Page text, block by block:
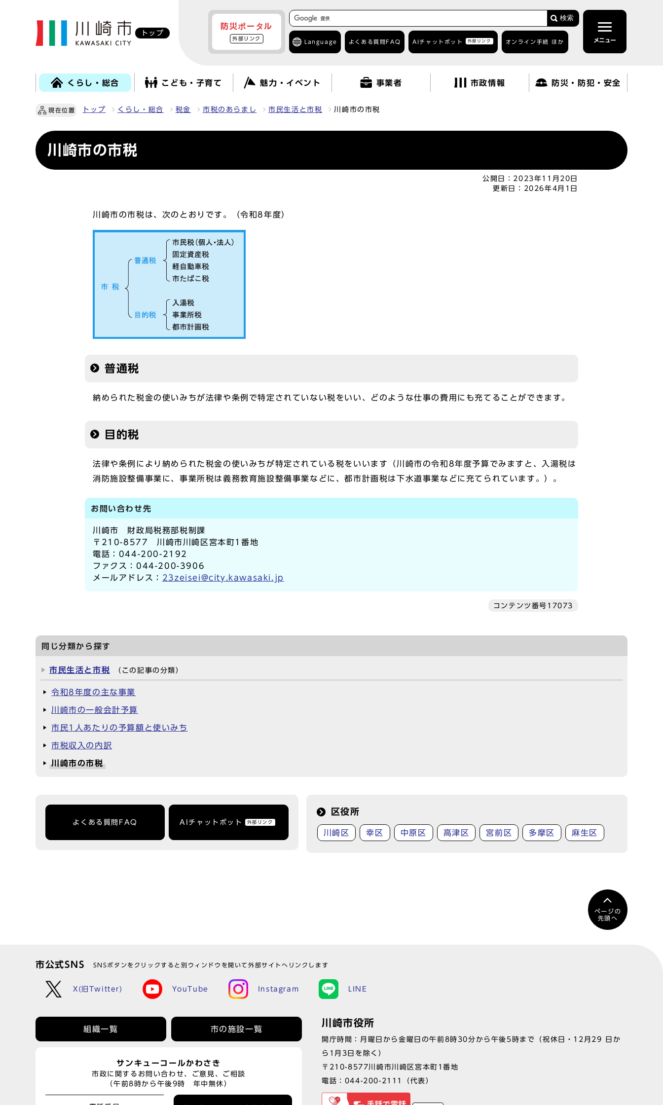
トップ
防災ポータル
外部リンク
検索
Language よくある質問 FAQ AIチャットボット 外部リンク オンライン手続 ほか メニュー
くらし・総合 こども・子育て 魅力・イベント 事業者 市政情報 防災・防犯・安全
現在位置 トップ くらし・総合 税金 市税のあらまし 市民生活と市税 川崎市の市税
川崎市の市税
公開日： 2023年11月20日
更新日：
2026年4月1日
川崎市の市税は、次のとおりです。（令和8年度）
普通税
納められた税金の使いみちが法律や条例で特定されていない税をいい、どのような仕事の費用にも充てることができます。
目的税
法律や条例により納められた税金の使いみちが特定されている税をいいます（川崎市の令和8年度予算でみますと、入湯税は
消防施設整備事業に、事業所税は義務教育施設整備事業などに、都市計画税は下水道事業などに充てられています。）。
お問い合わせ先
川崎市 財政局税務部税制課
〒210-8577 川崎市川崎区宮本町1番地
電話：044-200-2192
ファクス：044-200-3906
メールアドレス： 23zeisei@city.kawasaki.jp
コンテンツ番号17073
同じ分類から探す
市民生活と市税 （この記事の分類）
令和8年度の主な事業
川崎市の一般会計予算
市民1人あたりの予算額と使いみち
市税収入の内訳
川崎市の市税
よくある質問FAQ AIチャットボット 外部リンク
区役所
川崎区 幸区 中原区 高津区 宮前区 多摩区 麻生区
ページの
先頭へ
市公式SNS SNSボタンをクリックすると別ウィンドウを開いて外部サイトへリンクします
X(旧Twitter) YouTube Instagram LINE
組織一覧 市の施設一覧
サンキューコールかわさき
市政に関するお問い合わせ、ご意見、ご相談
（午前8時から午後9時 年中無休）
川崎市役所
開庁時間：月曜日から金曜日の午前8時30分から午後5時まで（祝休日・12月29 日か
ら1月3日を除く）
〒210-8577川崎市川崎区宮本町1番地
電話： 044-200-2111 （代表）